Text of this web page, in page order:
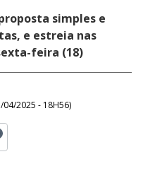
simples e
e estreia nas
feira (18)
04/2025 - 18H56)